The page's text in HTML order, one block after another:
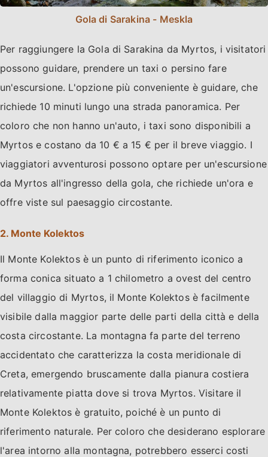
Gola di Sarakina - Meskla
Per raggiungere la Gola di Sarakina da Myrtos, i visitatori
possono guidare, prendere un taxi o persino fare
un'escursione. L'opzione più conveniente è guidare, che
richiede 10 minuti lungo una strada panoramica. Per
coloro che non hanno un'auto, i taxi sono disponibili a
Myrtos e costano da 10 € a 15 € per il breve viaggio. I
viaggiatori avventurosi possono optare per un'escursione
da Myrtos all'ingresso della gola, che richiede un'ora e
offre viste sul paesaggio circostante.
2. Monte Kolektos
Il Monte Kolektos è un punto di riferimento iconico a
forma conica situato a 1 chilometro a ovest del centro
del villaggio di Myrtos, il Monte Kolektos è facilmente
visibile dalla maggior parte delle parti della città e della
costa circostante. La montagna fa parte del terreno
accidentato che caratterizza la costa meridionale di
Creta, emergendo bruscamente dalla pianura costiera
relativamente piatta dove si trova Myrtos. Visitare il
Monte Kolektos è gratuito, poiché è un punto di
riferimento naturale. Per coloro che desiderano esplorare
l'area intorno alla montagna, potrebbero esserci costi